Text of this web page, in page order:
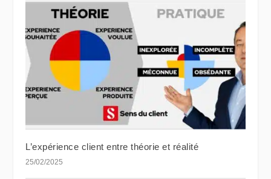
L’expérience client entre théorie et réalité
25/02/2025